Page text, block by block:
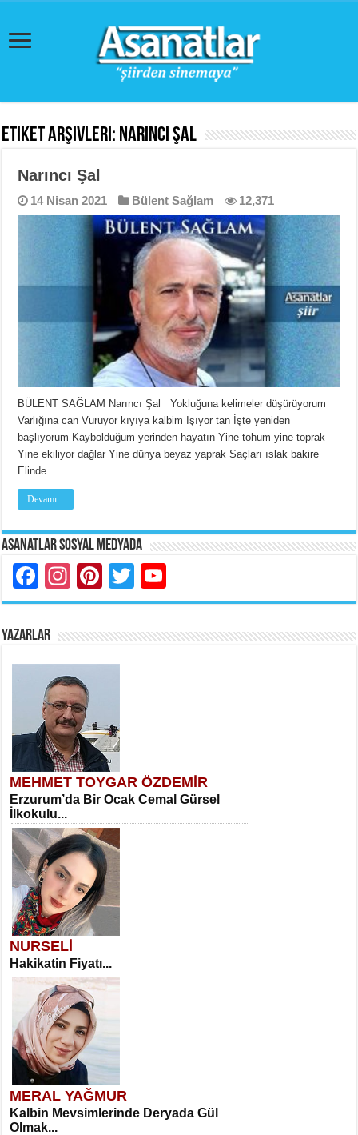
Etiket Arşivleri: Narıncı Şal
Narıncı Şal
14 Nisan 2021 Bülent Sağlam 12,371
BÜLENT SAĞLAM Narıncı Şal Yokluğuna kelimeler düşürüyorum
Varlığına can Vuruyor kıyıya kalbim Işıyor tan İşte yeniden
başlıyorum Kaybolduğum yerinden hayatın Yine tohum yine toprak
Yine ekiliyor dağlar Yine dünya beyaz yaprak Saçları ıslak bakire
Elinde …
Devamı...
Asanatlar Sosyal Medyada
Facebook
Instagram
Pinterest
Twitter
YAZARLAR
MEHMET TOYGAR ÖZDEMİR
Erzurum’da Bir Ocak Cemal Gürsel
İlkokulu...
NURSELİ
Hakikatin Fiyatı...
MERAL YAĞMUR
Kalbin Mevsimlerinde Deryada Gül
Olmak...